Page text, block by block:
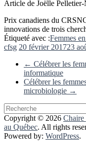
Article de Joëlle
Prix canadiens du
innovations de trois
Étiqueté avec :Femmes
cfsg 20 février 201723
← Célébrer les
informatique
Célébrer les
microbiologie →
Copyright © 2026 Chaire
au Québec. All rights
Powered by: WordPress.